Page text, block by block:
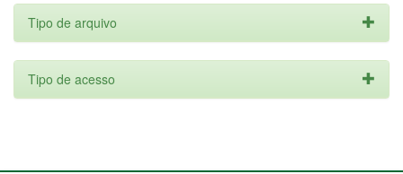
Tipo de arquivo
Tipo de acesso